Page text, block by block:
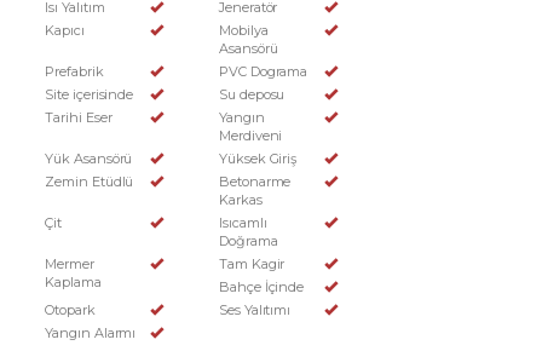
Isı Yalıtım
Jeneratör
Kapıcı
Mobilya
Asansörü
Prefabrik
PVC Dograma
Site içerisinde
Su deposu
Tarihi Eser
Yangın
Merdiveni
Yük Asansörü
Yüksek Giriş
Zemin Etüdlü
Betonarme
Karkas
Çit
Isıcamlı
Doğrama
Mermer
Kaplama
Tam Kagir
Bahçe İçinde
Otopark
Ses Yalıtımı
Yangın Alarmı